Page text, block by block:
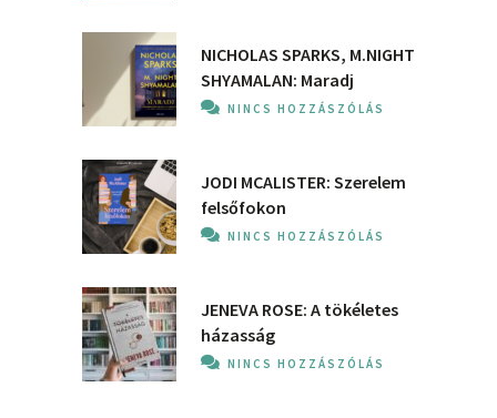
NICHOLAS SPARKS, M.NIGHT
SHYAMALAN: Maradj
NINCS HOZZÁSZÓLÁS
JODI MCALISTER: Szerelem
felsőfokon
NINCS HOZZÁSZÓLÁS
JENEVA ROSE: A ​tökéletes
házasság
NINCS HOZZÁSZÓLÁS